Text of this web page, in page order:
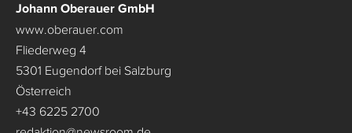
Johann Oberauer GmbH
www.oberauer.com
Fliederweg 4
5301 Eugendorf bei Salzburg
Österreich
+43 6225 2700